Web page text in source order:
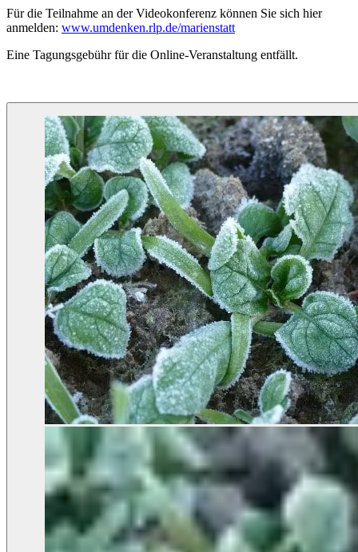
Für die Teilnahme an der Videokonferenz können Sie sich hier
anmelden: www.umdenken.rlp.de/marienstatt
Eine Tagungsgebühr für die Online-Veranstaltung entfällt.